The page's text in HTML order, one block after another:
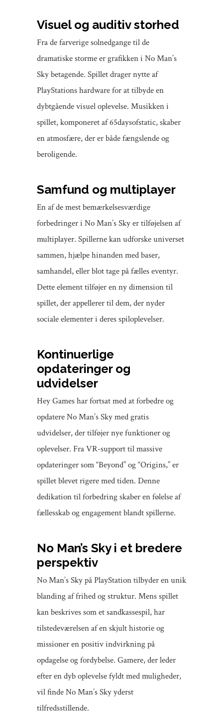
Visuel og auditiv storhed
Fra de farverige solnedgange til de
dramatiske storme er grafikken i No Man’s
Sky betagende. Spillet drager nytte af
PlayStations hardware for at tilbyde en
dybtgående visuel oplevelse. Musikken i
spillet, komponeret af 65daysofstatic, skaber
en atmosfære, der er både fængslende og
beroligende.
Samfund og multiplayer
En af de mest bemærkelsesværdige
forbedringer i No Man’s Sky er tilføjelsen af
multiplayer. Spillerne kan udforske universet
sammen, hjælpe hinanden med baser,
samhandel, eller blot tage på fælles eventyr.
Dette element tilføjer en ny dimension til
spillet, der appellerer til dem, der nyder
sociale elementer i deres spiloplevelser.
Kontinuerlige
opdateringer og
udvidelser
Hey Games har fortsat med at forbedre og
opdatere No Man’s Sky med gratis
udvidelser, der tilføjer nye funktioner og
oplevelser. Fra VR-support til massive
opdateringer som “Beyond” og “Origins,” er
spillet blevet rigere med tiden. Denne
dedikation til forbedring skaber en følelse af
fællesskab og engagement blandt spillerne.
No Man’s Sky i et bredere
perspektiv
No Man’s Sky på PlayStation tilbyder en unik
blanding af frihed og struktur. Mens spillet
kan beskrives som et sandkassespil, har
tilstedeværelsen af en skjult historie og
missioner en positiv indvirkning på
opdagelse og fordybelse. Gamere, der leder
efter en dyb oplevelse fyldt med muligheder,
vil finde No Man’s Sky yderst
tilfredsstillende.